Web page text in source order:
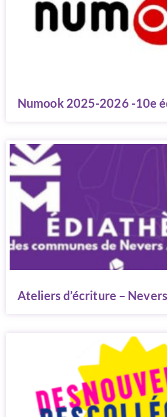
Numook 2025-2026 -10e
Ateliers d’écriture –